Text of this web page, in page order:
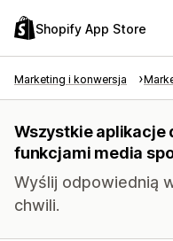
Shopify App Store
Marketing i konwersja
Wszystkie aplikacje
funkcjami media
Wyślij odpowiednią
chwili.